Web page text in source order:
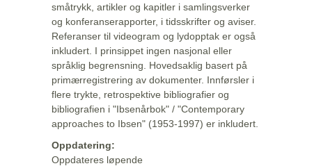
småtrykk, artikler og kapitler i samlingsverker
og konferanserapporter, i tidsskrifter og aviser.
Referanser til videogram og lydopptak er også
inkludert. I prinsippet ingen nasjonal eller
språklig begrensning. Hovedsaklig basert på
primærregistrering av dokumenter. Innførsler i
flere trykte, retrospektive bibliografier og
bibliografien i "Ibsenårbok" / "Contemporary
approaches to Ibsen" (1953-1997) er inkludert.
Oppdatering:
Oppdateres løpende